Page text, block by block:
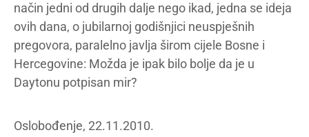
način jedni od drugih dalje nego ikad, jedna se ideja
ovih dana, o jubilarnoj godišnjici neuspješnih
pregovora, paralelno javlja širom cijele Bosne i
Hercegovine: Možda je ipak bilo bolje da je u
Daytonu potpisan mir?
Oslobođenje, 22.11.2010.